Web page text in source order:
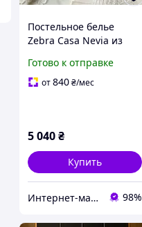
Постельное белье
Zebra Casa Nevia из
100% хлопок, с
кружевом двуспальный
Готово к отправке
от840₴/мес
5 040₴
Купить
Интернет-магазин "Sweet Home" 98%